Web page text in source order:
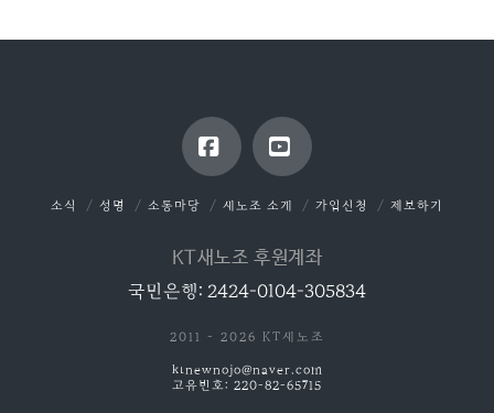
FacebookYouTube
소식 성명 소통마당 새노조 소개 가입신청 제보하기
KT새노조 후원계좌
국민은행: 2424-0104-305834
2011 - 2026 KT새노조
ktnewnojo@naver.com
고유번호: 220-82-65715